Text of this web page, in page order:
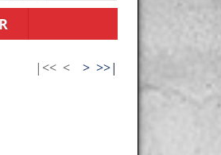
|<< < > >>|